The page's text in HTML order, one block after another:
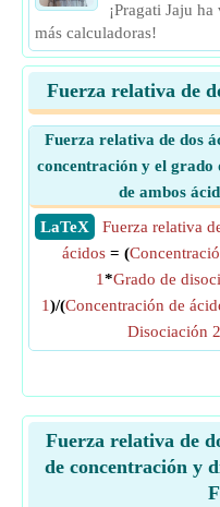
¡Pragati Jaju
más calculadoras!
Fuerza relativa de
Fuerza relativa de dos
concentración y el grado
de ambos
​ LaTeX
Fuerza relativa
ácidos = (
1*Grado de
1)/(Concentración de
Disociación 2
Fuerza relativa de
de concentración y